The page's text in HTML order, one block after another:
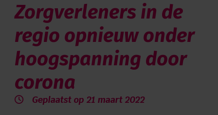
Zorgverleners in de
regio opnieuw onder
hoogspanning door
corona
Geplaatst op 21 maart 2022
Vrijwilligers
Verwijzers
Contact
Privacy